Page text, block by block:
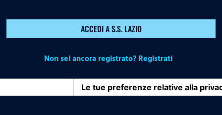
ACCEDI A S.S. LAZIO
Non sei ancora registrato? Registrati
Le tue preferenze relative alla